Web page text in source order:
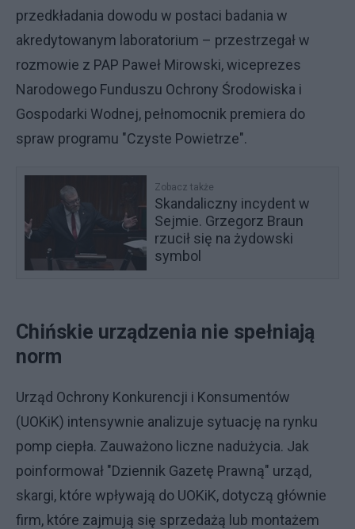
przedkładania dowodu w postaci badania w
akredytowanym laboratorium – przestrzegał w
rozmowie z PAP Paweł Mirowski, wiceprezes
Narodowego Funduszu Ochrony Środowiska i
Gospodarki Wodnej, pełnomocnik premiera do
spraw programu "Czyste Powietrze".
Zobacz także
Skandaliczny incydent w
Sejmie. Grzegorz Braun
rzucił się na żydowski
symbol
Chińskie urządzenia nie spełniają
norm
Urząd Ochrony Konkurencji i Konsumentów
(UOKiK) intensywnie analizuje sytuację na rynku
pomp ciepła. Zauważono liczne nadużycia. Jak
poinformował "Dziennik Gazetę Prawną" urząd,
skargi, które wpływają do UOKiK, dotyczą głównie
firm, które zajmują się sprzedażą lub montażem